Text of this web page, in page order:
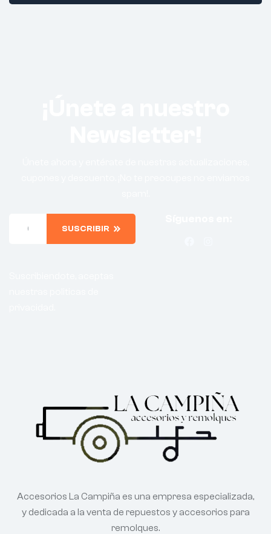
SUSCRIBIR
Accesorios La Campiña es una empresa especializada,
y dedicada a la venta de repuestos y accesorios para
remolques.